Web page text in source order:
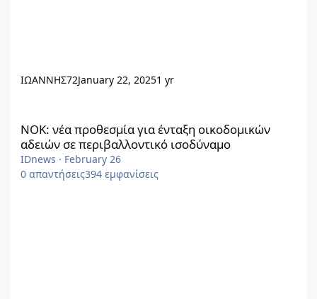
ΙΩΑΝΝΗΣ72January 22, 20251 yr
ΝΟΚ: νέα προθεσμία για ένταξη οικοδομικών
αδειών σε περιβαλλοντικό ισοδύναμο
IDnews · February 26
0 απαντήσεις394 εμφανίσεις